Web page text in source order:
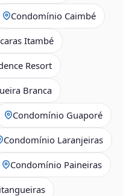
Condomínio Caimbé
Itambé
Resort
Branca
Condomínio Guaporé
Condomínio Laranjeiras
Condomínio Paineiras